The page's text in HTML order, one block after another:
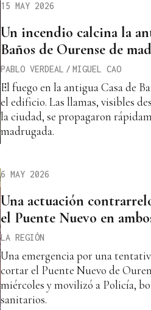
15 MAY 2026
Un incendio calcina la
Baños de Ourense de
PABLO VERDEAL / MIGUEL CAO
El fuego en la antigua Casa de
el edificio. Las llamas, visibles
la ciudad, se propagaron
madrugada.
6 MAY 2026
Una actuación
el Puente Nuevo en
LA REGIÓN
Una emergencia por una
cortar el Puente Nuevo de
miércoles y movilizó a Policía,
sanitarios.